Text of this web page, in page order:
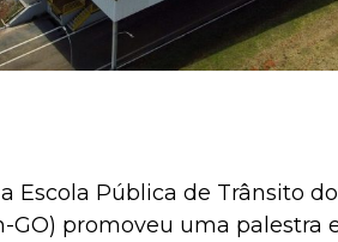
a Escola Pública de Trânsito
GO) promoveu uma palestra